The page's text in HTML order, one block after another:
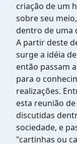
criação de um
sobre seu
dentro de uma
A partir deste
surge a idéia
então passam
para o
realizações.
esta reunião
discutidas
sociedade, e
"cartinhas ou